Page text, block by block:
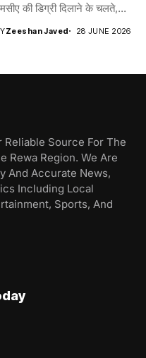
की डिग्री दिलाने के चलते,...
Zeeshan Javed 28 JUNE 2026
Reliable Source For The
Rewa Region. We Are
And Accurate News,
Including Local
Sports, And